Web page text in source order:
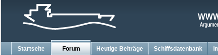
Startseite Forum Heutige Beiträge Schiffsdatenbank